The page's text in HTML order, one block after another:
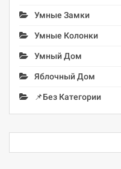
Умные Замки
Умные Колонки
Умный Дом
Яблочный Дом
📌Без Категории